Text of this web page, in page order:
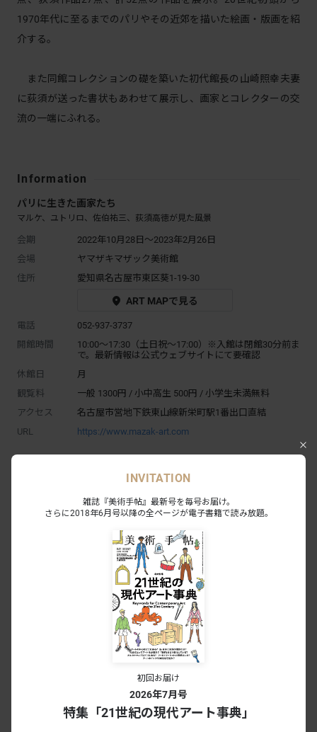
1970年代に至るまでのパリやその近郊を描いた絵画・版画を紹
介する。
また同館コレクションの礎を築いた初代館長の山崎照幸夫妻
に荻須が送った書状もあわせて展示し、画家とコレクターの交
流の一端にふれる。
Information
パリに生きた画家たち
マルケ、ユトリロ、佐伯祐三、荻須高徳が見た風景
会期
2022年10月28日～2023年2月26日
会場
ヤマザキマザック美術館
住所
愛知県名古屋市東区葵1-19-30
ART MAPで見る
電話
052-937-3737
開館時間
10:00～17:30（土日祝〜17:00）※入館は閉館30分前ま
で。最新情報は公式ウェブサイトにて要確認
休館日
月
観覧料
一般 1300円 / 小中高生 500円 / 小学生未満無料
アクセス
名古屋市営地下鉄東山線新栄町駅1番出口直結
URL
https://www.mazak-art.com
#モーリス・ユトリロ
INVITATION
雑誌『美術手帖』最新号を毎号お届け。
さらに2018年6月号以降の全ページが電子書籍で読み放題。
初回お届け
2026年7月号
特集「21世紀の現代アート事典」